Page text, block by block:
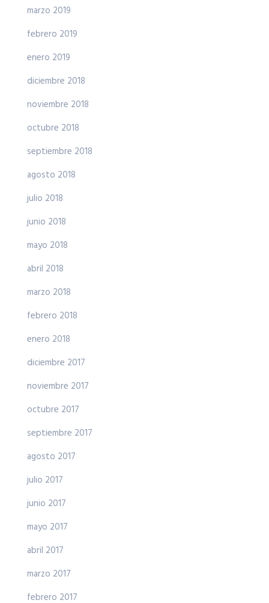
marzo 2019
febrero 2019
enero 2019
diciembre 2018
noviembre 2018
octubre 2018
septiembre 2018
agosto 2018
julio 2018
junio 2018
mayo 2018
abril 2018
marzo 2018
febrero 2018
enero 2018
diciembre 2017
noviembre 2017
octubre 2017
septiembre 2017
agosto 2017
julio 2017
junio 2017
mayo 2017
abril 2017
marzo 2017
febrero 2017